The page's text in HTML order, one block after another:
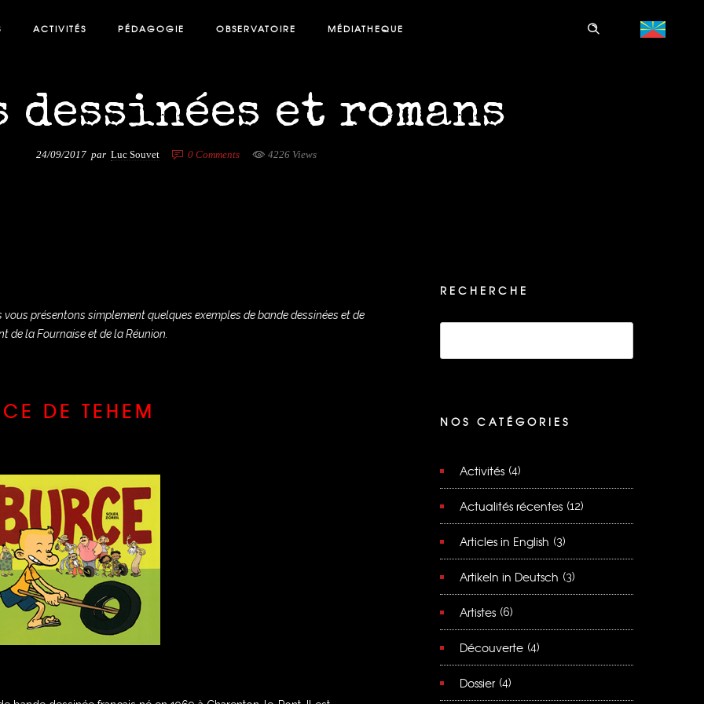
ACTIVITÉS PÉDAGOGIE OBSERVATOIRE MÉDIATHEQUE
dessinées et romans
24/09/2017 par Luc Souvet 0Comments 4226 Views
présentons simplement quelques exemples de bande dessinées et de
de la Fournaise et de la Réunion.
DE TEHEM
RECHERCHE
NOS CATÉGORIES
Activités (4)
Actualités récentes (12)
Articles in English (3)
Artikeln in Deutsch (3)
Artistes (6)
Découverte (4)
Dossier (4)